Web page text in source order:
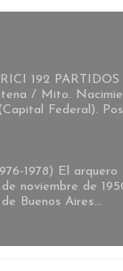
192 PARTIDOS
/ Mito.
Federal).
1978) El
noviembre de
Buenos Aires...